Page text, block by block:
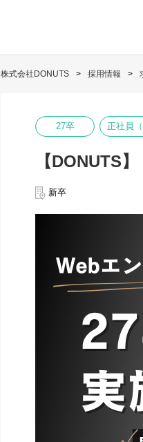
株式会社DONUTS 採用情報
27卒 正社員（
【DONUTS
新卒